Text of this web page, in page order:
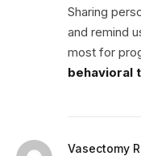
Sharing
and remind
most for
behavioral
Vasectomy